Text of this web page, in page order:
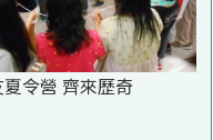
令營 齊來歷奇